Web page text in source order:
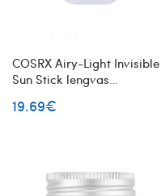
COSRX Airy-Light Invisible
Sun Stick lengvas
saulės
19.69€